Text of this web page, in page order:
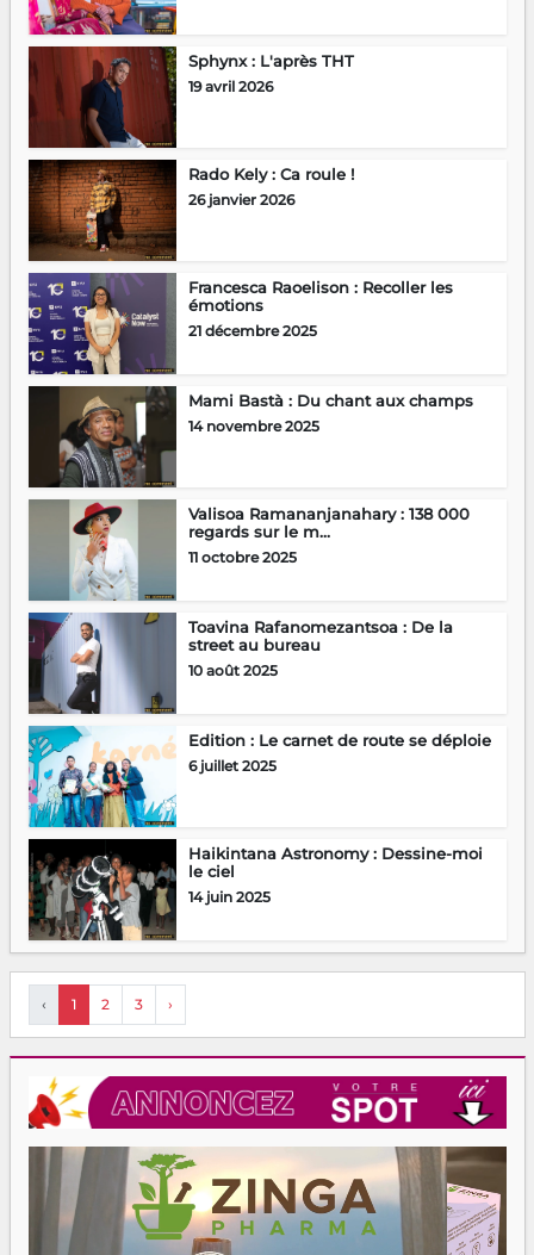
Sphynx : L'après THT
19 avril 2026
Rado Kely : Ca roule !
26 janvier 2026
Francesca Raoelison : Recoller les
émotions
21 décembre 2025
Mami Bastà : Du chant aux champs
14 novembre 2025
Valisoa Ramananjanahary : 138 000
regards sur le m...
11 octobre 2025
Toavina Rafanomezantsoa : De la
street au bureau
10 août 2025
Edition : Le carnet de route se déploie
6 juillet 2025
Haikintana Astronomy : Dessine-moi
le ciel
14 juin 2025
‹ 1 2 3 ›